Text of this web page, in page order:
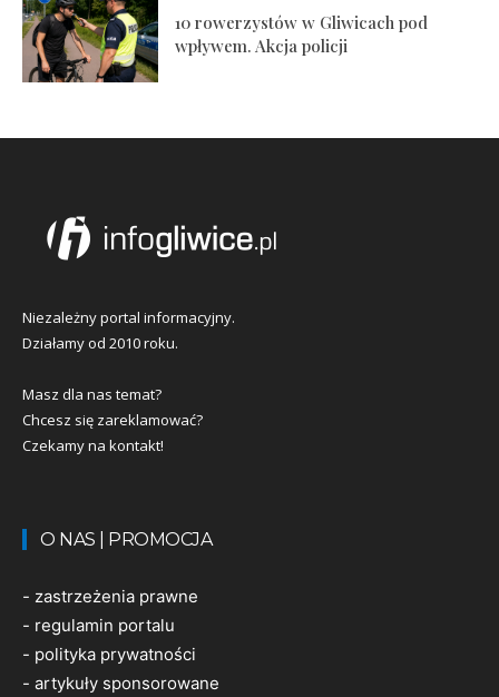
10 rowerzystów w Gliwicach pod
wpływem. Akcja policji
Niezależny portal informacyjny.
Działamy od 2010 roku.
Masz dla nas temat?
Chcesz się zareklamować?
Czekamy na kontakt!
O NAS | PROMOCJA
- zastrzeżenia prawne
- regulamin portalu
- polityka prywatności
- artykuły sponsorowane